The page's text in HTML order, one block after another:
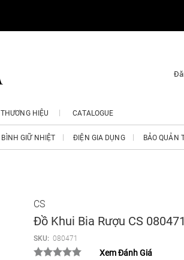
THƯƠNG HIỆU CATALOGUE
BÌNH GIỮ NHIỆT ĐIỆN GIA DỤNG BẢO QUẢN
CS
Đồ Khui Bia Rượu CS 080471
SKU: 080471
Xem Đánh Giá